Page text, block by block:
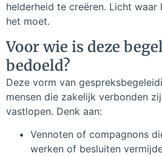
helderheid te creëren. Licht
het moet.
Voor wie is deze
bedoeld?
Deze vorm van
mensen die zakelijk verbonden
vastlopen. Denk aan:
Vennoten of compagnons
werken of besluiten